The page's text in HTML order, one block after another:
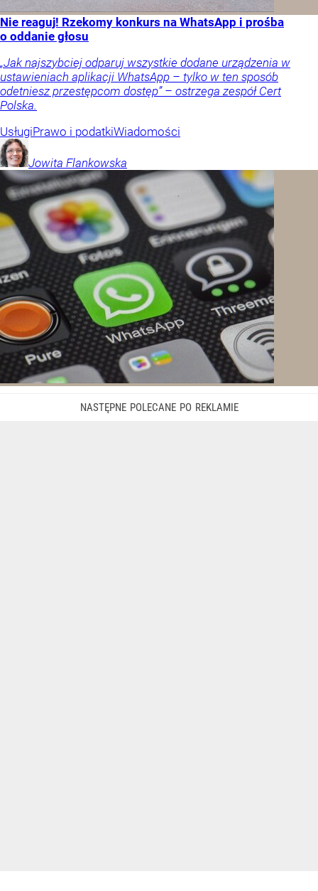
Nie reaguj! Rzekomy konkurs na WhatsApp i prośba
o oddanie głosu
„Jak najszybciej odparuj wszystkie dodane urządzenia w
ustawieniach aplikacji WhatsApp – tylko w ten sposób
odetniesz przestępcom dostęp” – ostrzega zespół Cert
Polska.
UsługiPrawo i podatkiWiadomości
Jowita Flankowska